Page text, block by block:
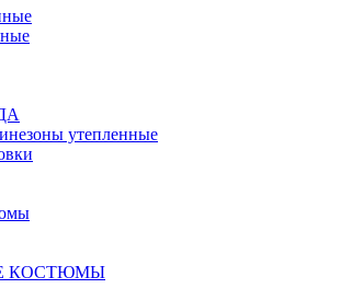
утепленные
КОСТЮМЫ